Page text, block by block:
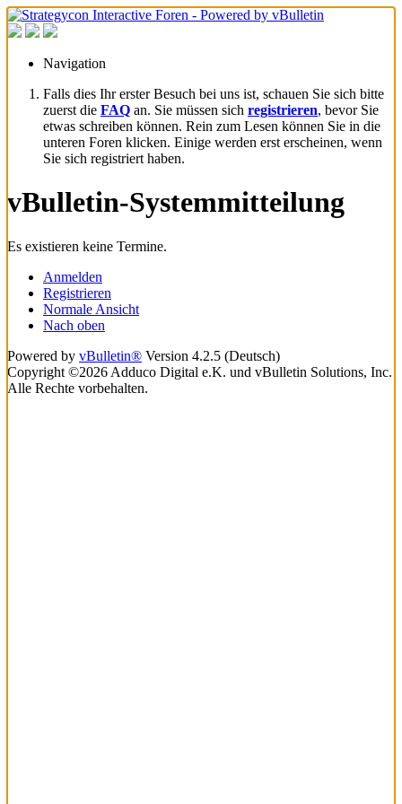
Navigation
Falls dies Ihr erster Besuch bei uns ist, schauen Sie sich bitte
zuerst die FAQ an. Sie müssen sich registrieren, bevor Sie
etwas schreiben können. Rein zum Lesen können Sie in die
unteren Foren klicken. Einige werden erst erscheinen, wenn
Sie sich registriert haben.
vBulletin-Systemmitteilung
Es existieren keine Termine.
Anmelden
Registrieren
Normale Ansicht
Nach oben
Powered by vBulletin® Version 4.2.5 (Deutsch)
Copyright ©2026 Adduco Digital e.K. und vBulletin Solutions, Inc.
Alle Rechte vorbehalten.